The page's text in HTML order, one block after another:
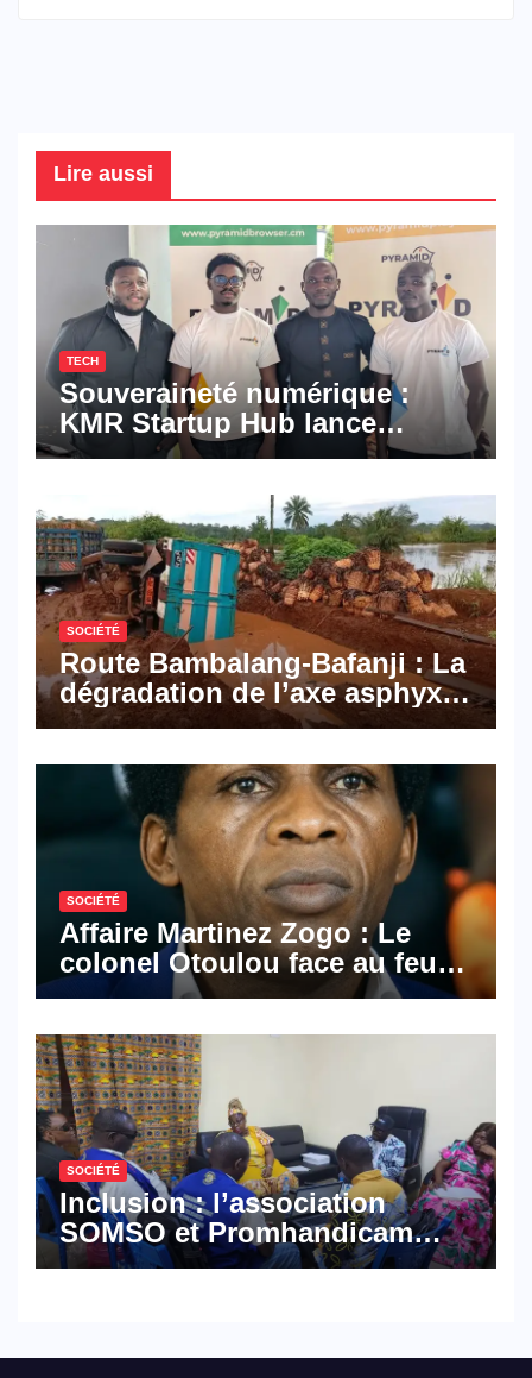
Lire aussi
TECH
Souveraineté numérique :
KMR Startup Hub lance
Pyramid Browser et Pyramid
numériques made in
Cameroon
SOCIÉTÉ
Route Bambalang-Bafanji : La
dégradation de l’axe asphyxie
les activités économiques
SOCIÉTÉ
Affaire Martinez Zogo : Le
colonel Otoulou face au feu
croisé des avocats de la
SOCIÉTÉ
Inclusion : l’association
SOMSO et Promhandicam
militent en faveur d’une